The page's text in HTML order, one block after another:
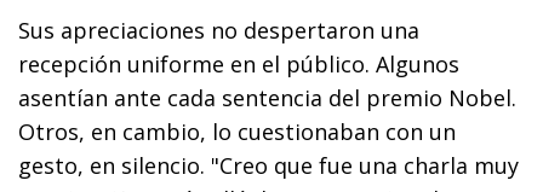
Sus apreciaciones no despertaron una
recepción uniforme en el público. Algunos
asentían ante cada sentencia del premio Nobel.
Otros, en cambio, lo cuestionaban con un
gesto, en silencio. "Creo que fue una charla muy